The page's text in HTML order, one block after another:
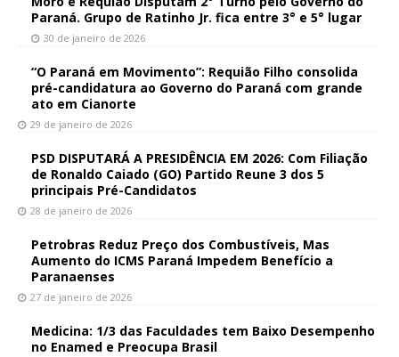
Paraná. Grupo de Ratinho Jr. fica entre 3° e 5° lugar
30 de janeiro de 2026
“O Paraná em Movimento”: Requião Filho consolida
pré-candidatura ao Governo do Paraná com grande
ato em Cianorte
29 de janeiro de 2026
PSD DISPUTARÁ A PRESIDÊNCIA EM 2026: Com Filiação
de Ronaldo Caiado (GO) Partido Reune 3 dos 5
principais Pré-Candidatos
28 de janeiro de 2026
Petrobras Reduz Preço dos Combustíveis, Mas
Aumento do ICMS Paraná Impedem Benefício a
Paranaenses
27 de janeiro de 2026
Medicina: 1/3 das Faculdades tem Baixo Desempenho
no Enamed e Preocupa Brasil